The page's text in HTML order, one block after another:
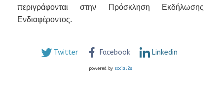
περιγράφονται στην Πρόσκληση Εκδήλωσης
Ενδιαφέροντος.
Twitter Facebook Linkedin
powered by social2s